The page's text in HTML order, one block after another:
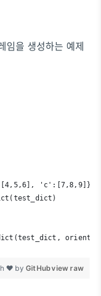
임을 생성하는 예제
'c':[7,8,9]}
view raw
❤ byGitHub